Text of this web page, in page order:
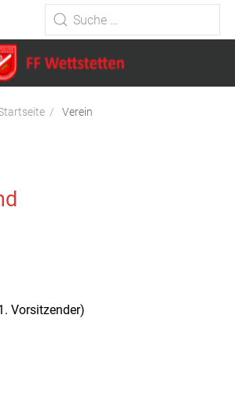
Type 2 or more characters for
results.
Verein
Vorsitzender)